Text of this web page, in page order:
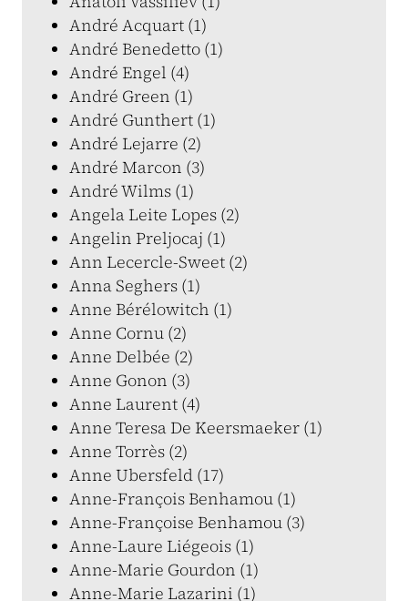
André Acquart (1)
André Benedetto (1)
André Engel (4)
André Green (1)
André Gunthert (1)
André Lejarre (2)
André Marcon (3)
André Wilms (1)
Angela Leite Lopes (2)
Angelin Preljocaj (1)
Ann Lecercle-Sweet (2)
Anna Seghers (1)
Anne Bérélowitch (1)
Anne Cornu (2)
Anne Delbée (2)
Anne Gonon (3)
Anne Laurent (4)
Anne Teresa De Keersmaeker (1)
Anne Torrès (2)
Anne Ubersfeld (17)
Anne-François Benhamou (1)
Anne-Françoise Benhamou (3)
Anne-Laure Liégeois (1)
Anne-Marie Gourdon (1)
Anne-Marie Lazarini (1)